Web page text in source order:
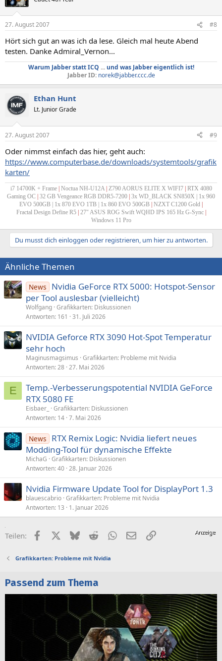
27. August 2007 #8
Hört sich gut an was ich da lese. Gleich mal heute Abend
testen. Danke Admiral_Vernon...
Warum Jabber statt ICQ ... und was Jabber eigentlich ist!
Jabber ID: norek@jabber.ccc.de
Ethan Hunt
Lt. Junior Grade
27. August 2007 #9
Oder nimmst einfach das hier, geht auch:
https://www.computerbase.de/downloads/systemtools/grafik
karten/
i7 14700K + Frame| Noctua NH-U12A| Z790 AORUS ELITE X WIFI7| RTX 4080
Gaming OC | 32 GB Vengeance RGB DDR5-7200 | 3x WD_BLACK SN850X | 1x 960
EVO 500GB | 1x 870 EVO 1TB | 1x 860 EVO 500GB | NZXT C1200 Gold |
Fractal Design Define R5 |27" ASUS ROG Swift WQHD IPS 165 Hz G-Sync |
Windows 11 Pro
Du musst dich einloggen oder registrieren, um hier zu antworten.
Ähnliche Themen
News
Nvidia GeForce RTX 5000: Hotspot-Sensor
per Tool auslesbar (vielleicht)
Wolfgang Grafikkarten: Diskussionen
Antworten 161 31. Juli 2026
NVIDIA Geforce RTX 3090 Hot-Spot Temperatur
sehr hoch
Maginusmagsimus Grafikkarten: Probleme mit Nvidia
Antworten 28 27. Mai 2026
E
Temp.-Verbesserungspotential NVIDIA GeForce
RTX 5080 FE
Eisbaer_
Grafikkarten: Diskussionen
Antworten 14 7. Mai 2026
News
RTX Remix Logic: Nvidia liefert neues
Modding-Tool für dynamische Effekte
MichaG Grafikkarten: Diskussionen
Antworten 40 28. Januar 2026
Nvidia Firmware Update Tool for DisplayPort 1.3
blauescabrio Grafikkarten: Probleme mit Nvidia
Antworten 13 1. Januar 2026
Teilen: FacebookX (Twitter)
BlueskyRedditWhatsApp
E-MailLink
Grafikkarten: Probleme mit Nvidia
Passend zum Thema